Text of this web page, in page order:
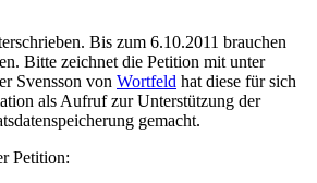
Bis zum 6.10.2011 brauchen
Bitte zeichnet die Petition mit unter
Svensson von Wortfeld hat diese für sich
als Aufruf zur Unterstützung der
gemacht.
Petition: